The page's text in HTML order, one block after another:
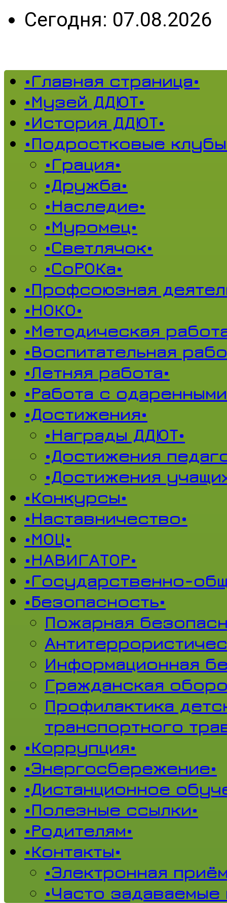
Сегодня: 07.08.2026
•Главная страница•
•Музей ДДЮТ•
•История ДДЮТ•
•Подростковые
•Грация•
•Дружба•
•Наследие•
•Муромец•
•Светлячок•
•СоРОКа•
•Профсоюзная
•НОКО•
•Методическая
•Воспитательная
•Летняя работа•
•Работа с
•Достижения•
•Награды ДДЮТ•
•Достижения
•Достижения
•Конкурсы•
•Наставничество•
•МОЦ•
•НАВИГАТОР•
•Государственно-
•Безопасность•
Пожарная
Информационная
Гражданская
Профилактика
транспортного
•Коррупция•
•Энергосбережение•
•Дистанционное
•Полезные ссылки•
•Родителям•
•Контакты•
•Электронная
•Часто